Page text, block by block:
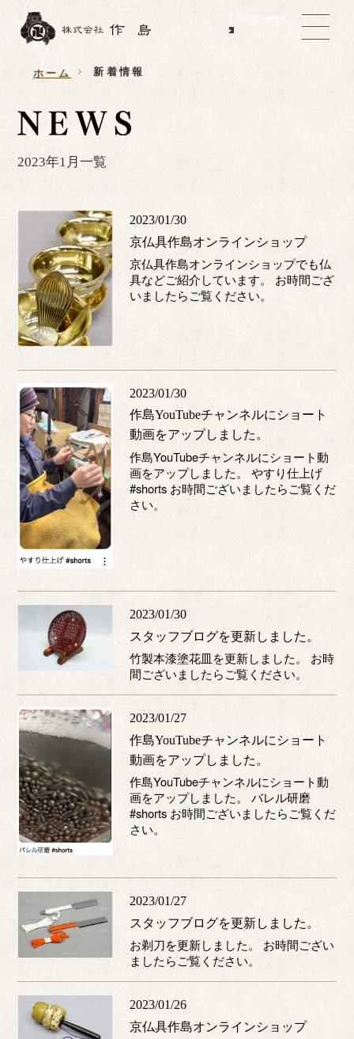
Language
ホーム 新着情報
2023年1月一覧
2023/01/30
京仏具作島オンラインショップ
京仏具作島オンラインショップでも仏
具などご紹介しています。 お時間ござ
いましたらご覧ください。
2023/01/30
作島YouTubeチャンネルにショート
動画をアップしました。
作島YouTubeチャンネルにショート動
画をアップしました。 やすり仕上げ
#shorts お時間ございましたらご覧くだ
さい。
2023/01/30
スタッフブログを更新しました。
竹製本漆塗花皿を更新しました。 お時
間ございましたらご覧ください。
2023/01/27
作島YouTubeチャンネルにショート
動画をアップしました。
作島YouTubeチャンネルにショート動
画をアップしました。 バレル研磨
#shorts お時間ございましたらご覧くだ
さい。
2023/01/27
スタッフブログを更新しました。
お剃刀を更新しました。 お時間ござい
ましたらご覧ください。
2023/01/26
京仏具作島オンラインショップ